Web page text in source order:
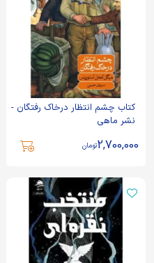
کتاب چشم انتظار درخاک رفتگان -
نشر ماهی
2,700,000تومان